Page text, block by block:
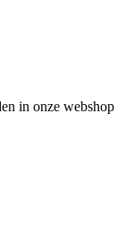
in onze webshop